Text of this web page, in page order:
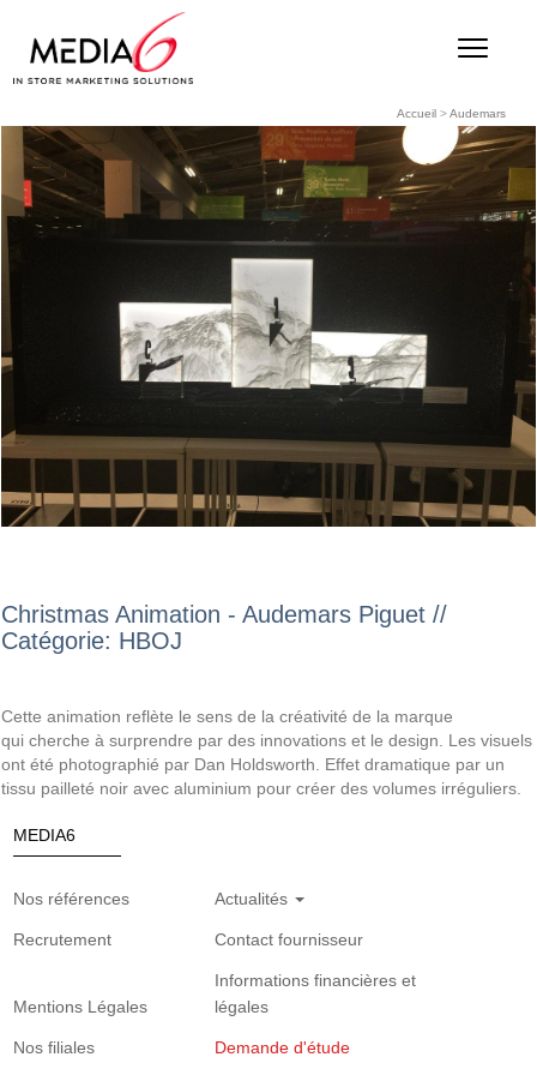
Accueil>Audemars
Christmas Animation - Audemars Piguet //
Catégorie: HBOJ
Cette animation reflète le sens de la créativité de la marque
qui cherche à surprendre par des innovations et le design. Les visuels
ont été photographié par Dan Holdsworth. Effet dramatique par un
tissu pailleté noir avec aluminium pour créer des volumes irréguliers.
MEDIA6
Nos références Actualités
Recrutement Contact fournisseur
Mentions Légales
Informations financières et
légales
Nos filiales Demande d'étude